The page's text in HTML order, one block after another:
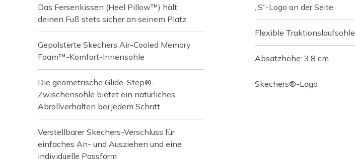
Das Fersenkissen (Heel Pillow™) hält
deinen Fuß stets sicher an seinem Platz
Gepolsterte Skechers Air-Cooled Memory
Foam™-Komfort-Innensohle
Die geometrische Glide-Step®-
Zwischensohle bietet ein natürliches
Abrollverhalten bei jedem Schritt
Verstellbarer Skechers-Verschluss für
einfaches An- und Ausziehen und eine
individuelle Passform
„S“-Logo an der Seite
Flexible Traktionslaufsohle
Absatzhöhe: 3,8 cm
Skechers®-Logo